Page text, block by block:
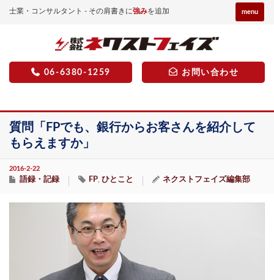
士業・コンサルタント - その肩書きに強みを追加 menu
06-6380-1259 お問い合わせ
質問「FPでも、銀行からお客さんを紹介して
もらえますか」
2016-2-22
語録・記録 FP ひとこと ネクストフェイズ編集部